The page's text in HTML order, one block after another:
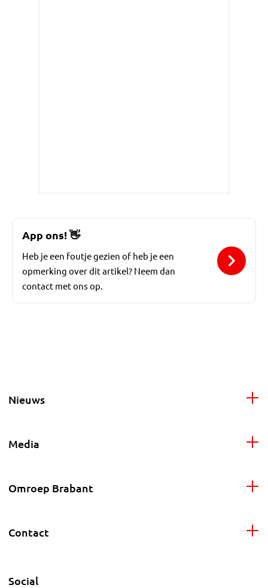
App ons!👋
Heb je een foutje gezien of heb je een
opmerking over dit artikel? Neem dan
contact met ons op.
Nieuws
Media
Omroep Brabant
Contact
Social